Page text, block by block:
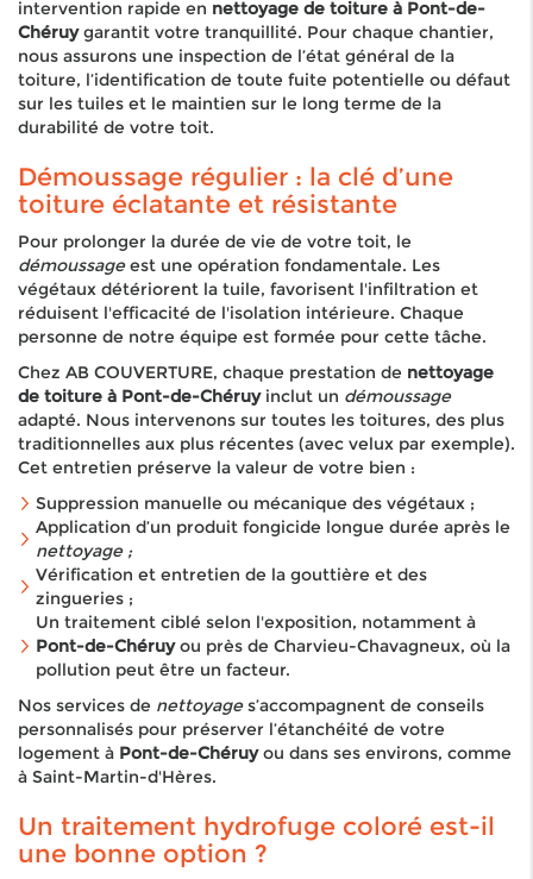
intervention rapide en nettoyage de toiture à Pont-de-
Chéruygarantit votre tranquillité. Pour chaque chantier,
nous assurons une inspection de l’état général de la
toiture, l’identification de toute fuite potentielle ou défaut
sur les tuiles et le maintien sur le long terme de la
durabilité de votre toit.
Démoussage régulier : la clé d’une
toiture éclatante et résistante
Pour prolonger la durée de vie de votre toit, le
démoussageest une opération fondamentale. Les
végétaux détériorent la tuile, favorisent l'infiltration et
réduisent l'efficacité de l'isolation intérieure. Chaque
personne de notre équipe est formée pour cette tâche.
Chez AB COUVERTURE, chaque prestation de nettoyage
de toiture à Pont-de-Chéruyinclut un démoussage
adapté. Nous intervenons sur toutes les toitures, des plus
traditionnelles aux plus récentes (avec velux par exemple).
Cet entretien préserve la valeur de votre bien :
Suppression manuelle ou mécanique des végétaux ;
Application d’un produit fongicide longue durée après le
nettoyage ;
Vérification et entretien de la gouttière et des
zingueries ;
Un traitement ciblé selon l'exposition, notamment à
Pont-de-Chéruyou près de Charvieu-Chavagneux, où la
pollution peut être un facteur.
Nos services de nettoyages’accompagnent de conseils
personnalisés pour préserver l’étanchéité de votre
logement à Pont-de-Chéruyou dans ses environs, comme
à Saint-Martin-d'Hères.
Un traitement hydrofuge coloré est-il
une bonne option ?